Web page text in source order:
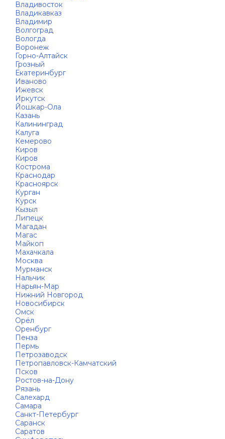
Владивосток
Владикавказ
Владимир
Волгоград
Вологда
Воронеж
Горно-Алтайск
Грозный
Екатеринбург
Иваново
Ижевск
Иркутск
Йошкар-Ола
Казань
Калининград
Калуга
Кемерово
Киров
Киров
Кострома
Краснодар
Красноярск
Курган
Курск
Кызыл
Липецк
Магадан
Магас
Майкоп
Махачкала
Москва
Мурманск
Нальчик
Нарьян-Мар
Нижний Новгород
Новосибирск
Омск
Орёл
Оренбург
Пенза
Пермь
Петрозаводск
Петропавловск-Камчатский
Псков
Ростов-на-Дону
Рязань
Салехард
Самара
Санкт-Петербург
Саранск
Саратов